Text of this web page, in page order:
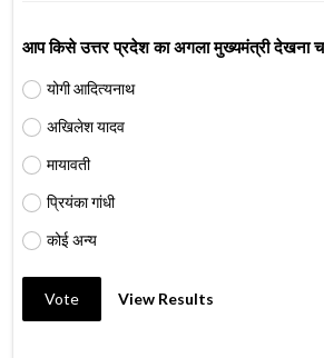
आप किसे उत्तर प्रदेश का अगला मुख्यमंत्री देखना
योगी आदित्यनाथ
अखिलेश यादव
मायावती
प्रियंका गांधी
कोई अन्य
Vote View Results